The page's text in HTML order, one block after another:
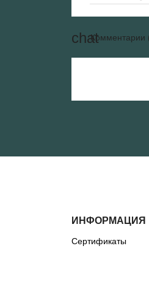
Комментарии
ИНФОРМАЦИЯ
Сертификаты